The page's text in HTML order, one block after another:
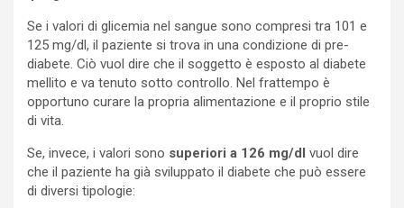
Se i valori di glicemia nel sangue sono compresi tra 101 e
125 mg/dl, il paziente si trova in una condizione di pre-
diabete. Ciò vuol dire che il soggetto è esposto al diabete
mellito e va tenuto sotto controllo. Nel frattempo è
opportuno curare la propria alimentazione e il proprio stile
di vita.
Se, invece, i valori sono superiori a 126 mg/dl vuol dire
che il paziente ha già sviluppato il diabete che può essere
di diversi tipologie: